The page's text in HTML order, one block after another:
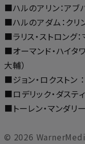
■ハルのアリン：アブ
■ハルのアダム：クリ
■ラリス・ストロング
■オーマンド・ハイタ
大輔）
■ジョン・ロクストン
■ロデリック・ダスティ
■トーレン・マンダリ
© 2026